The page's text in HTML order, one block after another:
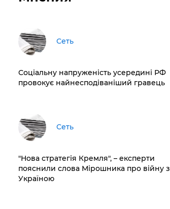
Сеть
Соціальну напруженість усередині РФ
провокує найнесподіваніший гравець
Сеть
"Нова стратегія Кремля", – експерти
пояснили слова Мірошника про війну з
Україною